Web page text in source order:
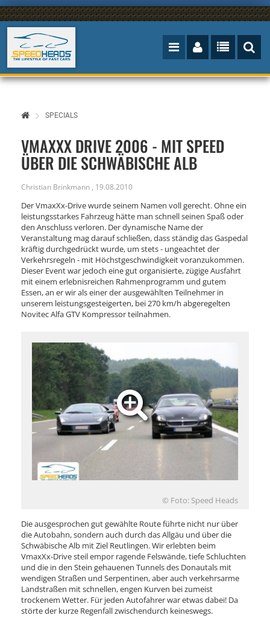
SPECIALS
VMAXXX DRIVE 2006 - MIT SPEED
ÜBER DIE SCHWÄBISCHE ALB
Christian Brinkmann , 19.08.2010
Der VmaxXx-Drive wurde seinem Namen voll gerecht. Ohne ein
leistungsstarkes Fahrzeug hätte man schnell seinen Spaß oder
den Anschluss verloren. Der dynamische Name der
Veranstaltung mag darauf schließen, dass ständig das Gaspedal
kräftig durchgedrückt wurde, um stets - ungeachtet der
Verkehrsregeln - mit Höchstgeschwindigkeit voranzukommen.
Dieser Event war jedoch eine gut organisierte, zügige Ausfahrt
mit einem erlebnisreichen Rahmenprogramm und gutem
Essen, an er wir als einer der ausgewählten Teilnehmer in
unserem leistungsgesteigerten, bei 270 km/h abgeregelten
Novitec Alfa GTV Kompressor teilnahmen.
© Foto: Speed Heads
Die ausgesprochen gut gewählte Route führte nicht nur über
die Autobahn, sondern auch durch das Allgäu und über die
Schwäbische Alb mit Ziel Reutlingen. Wir erlebten beim
VmaxXx-Drive steil empor ragende Felswände, tiefe Schluchten
und die in den Stein gehauenen Tunnels des Donautals mit
wendigen Straßen und Serpentinen, aber auch verkehrsarme
Landstraßen mit schnellen, engen Kurven bei zumeist
trockenem Wetter. Für jeden Autofahrer war etwas dabei! Da
störte der kurze Regenfall zwischendurch keineswegs.